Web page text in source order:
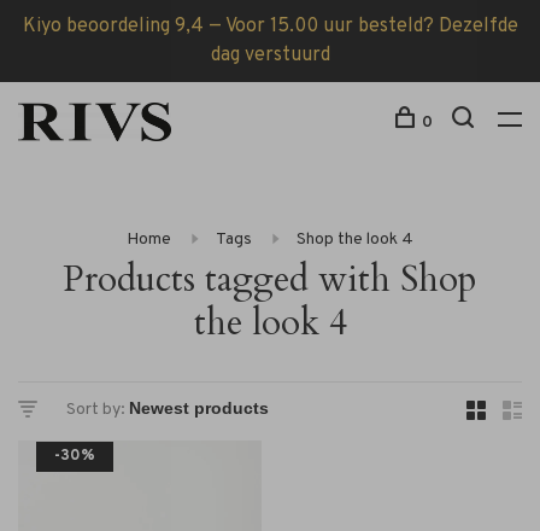
Kiyo beoordeling 9,4 — Voor 15.00 uur besteld? Dezelfde
dag verstuurd
0
Home Tags Shop the look 4
Products tagged with Shop
the look 4
Sort by:
-30%